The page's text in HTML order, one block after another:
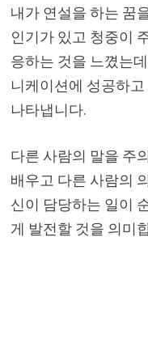
내가 연설을 하는 꿈
인기가 있고 청중이
응하는 것을 느꼈는
니케이션에 성공하
나타냅니다.
다른 사람의 말을 주
배우고 다른 사람의
신이 담당하는 일이
게 발전할 것을 의미